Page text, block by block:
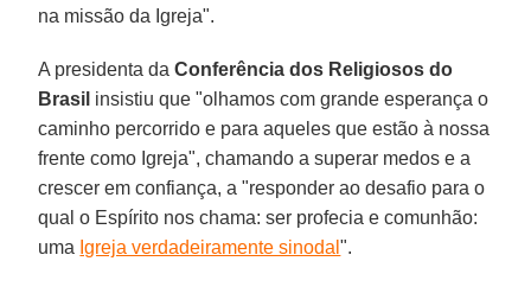
na missão da Igreja".
A presidenta daConferência dos Religiosos do
Brasil insistiu que "olhamos com grande esperança o
caminho percorrido e para aqueles que estão à nossa
frente como Igreja", chamando a superar medos e a
crescer em confiança, a "responder ao desafio para o
qual o Espírito nos chama: ser profecia e comunhão:
uma Igreja verdadeiramente sinodal".